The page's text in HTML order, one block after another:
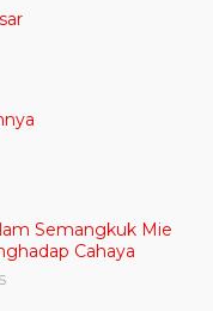
Semangkuk Mie
Cahaya